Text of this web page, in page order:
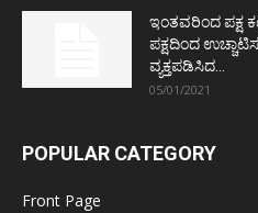
ಇಂತವರಿಂದ ಪಕ್ಷ
ಪಕ್ಷದಿಂದ
ವ್ಯಕ್ತಪಡಿಸಿದ...
05/01/2021
POPULAR CATEGORY
Front Page